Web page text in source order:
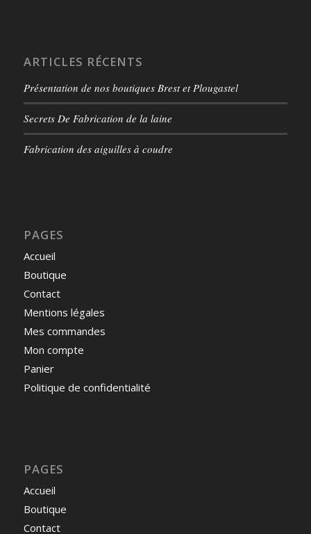
ARTICLES RÉCENTS
Présentation de nos boutiques Brest et Plougastel
Secrets De Fabrication de la laine
Fabrication des aiguilles à coudre
PAGES
Accueil
Boutique
Contact
Mentions légales
Mes commandes
Mon compte
Panier
Politique de confidentialité
PAGES
Accueil
Boutique
Contact